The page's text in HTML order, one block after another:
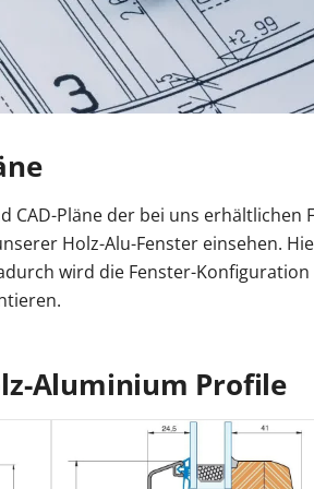
VEKA Fenster Sprossenfenster
mit Rollladen Balkontür zweiflügelig
Haustür mit Oberlicht
Rolladen nachrüsten
Zäune Kosten
Holzoptik
Carport oder Garage
Pläne der bei uns erhältlichen
Holz-Alu-Fenster einsehen.
wird die Fenster-
Aluminium Profile